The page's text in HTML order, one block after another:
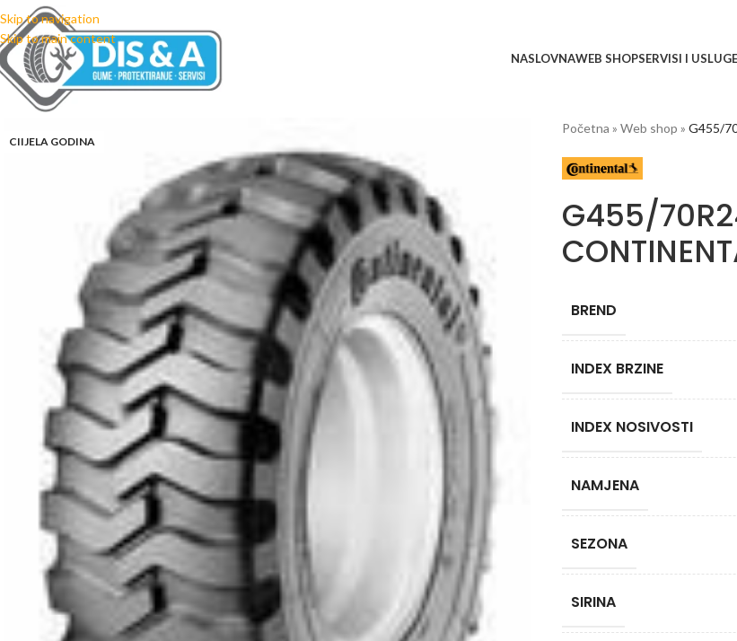
Skip to navigation
Skip to main content
NASLOVNAWEB SHOPSERVISI I USLUGE
CIIJELA GODINA
Početna » Web shop » G455/
G455/
BREND
INDEX BRZINE
INDEX NOSIVOSTI
NAMJENA
SEZONA
SIRINA